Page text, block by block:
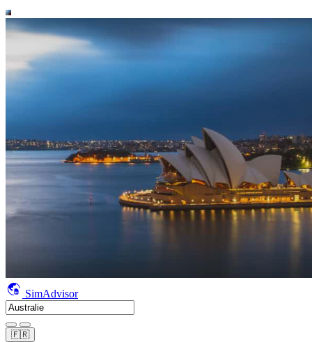
SimAdvisor
🇫🇷